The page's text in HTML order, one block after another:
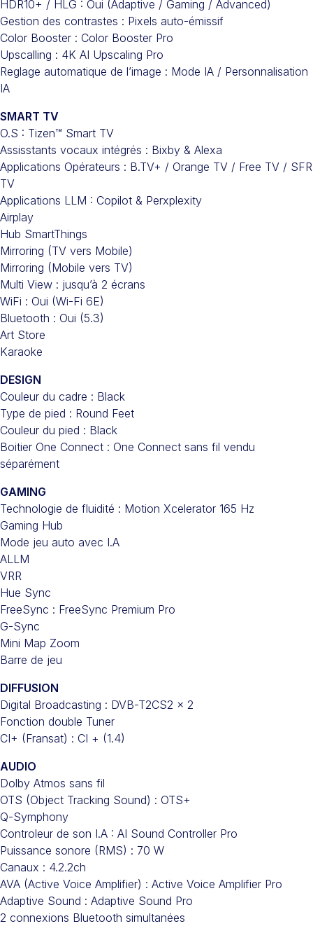
HDR10+ / HLG : Oui (Adaptive / Gaming / Advanced)
Gestion des contrastes : Pixels auto-émissif
Color Booster : Color Booster Pro
Upscalling : 4K AI Upscaling Pro
Reglage automatique de l’image : Mode IA / Personnalisation
IA
SMART TV
O.S : Tizen™ Smart TV
Assisstants vocaux intégrés : Bixby & Alexa
Applications Opérateurs : B.TV+ / Orange TV / Free TV / SFR
TV
Applications LLM : Copilot & Perxplexity
Airplay
Hub SmartThings
Mirroring (TV vers Mobile)
Mirroring (Mobile vers TV)
Multi View : jusqu’à 2 écrans
WiFi : Oui (Wi-Fi 6E)
Bluetooth : Oui (5.3)
Art Store
Karaoke
DESIGN
Couleur du cadre : Black
Type de pied : Round Feet
Couleur du pied : Black
Boitier One Connect : One Connect sans fil vendu
séparément
GAMING
Technologie de fluidité : Motion Xcelerator 165 Hz
Gaming Hub
Mode jeu auto avec I.A
ALLM
VRR
Hue Sync
FreeSync : FreeSync Premium Pro
G-Sync
Mini Map Zoom
Barre de jeu
DIFFUSION
Digital Broadcasting : DVB-T2CS2 x 2
Fonction double Tuner
CI+ (Fransat) : CI + (1.4)
AUDIO
Dolby Atmos sans fil
OTS (Object Tracking Sound) : OTS+
Q-Symphony
Controleur de son I.A : AI Sound Controller Pro
Puissance sonore (RMS) : 70 W
Canaux : 4.2.2ch
AVA (Active Voice Amplifier) : Active Voice Amplifier Pro
Adaptive Sound : Adaptive Sound Pro
2 connexions Bluetooth simultanées